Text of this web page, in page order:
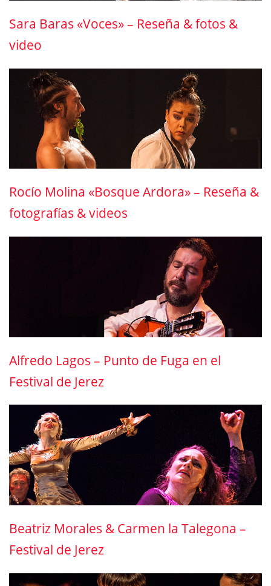
Sara Baras «Voces» – Reseña & fotos &
video
Rocío Molina «Bosque Ardora» – Reseña &
fotografías & videos
Alfredo Lagos – Punto de Fuga en el
Festival de Jerez
Beatriz Morales & Carmen la Talegona –
Festival de Jerez